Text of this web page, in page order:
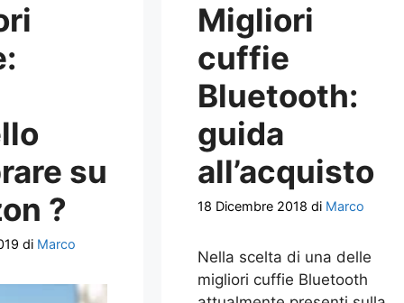
su
?
di Marco
Migliori
cuffie
Bluetooth:
guida
all’acquisto
18 Dicembre 2018 di Marco
Nella scelta di una delle
migliori cuffie Bluetooth